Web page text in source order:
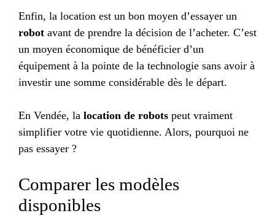
Enfin, la location est un bon moyen d’essayer un
robot avant de prendre la décision de l’acheter. C’est
un moyen économique de bénéficier d’un
équipement à la pointe de la technologie sans avoir à
investir une somme considérable dès le départ.
En Vendée, la location de robots peut vraiment
simplifier votre vie quotidienne. Alors, pourquoi ne
pas essayer ?
Comparer les modèles
disponibles